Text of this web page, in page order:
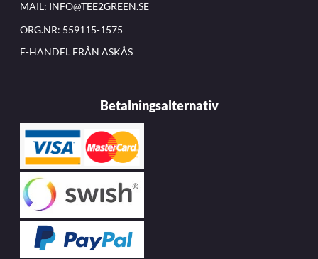
MAIL: INFO@TEE2GREEN.SE
ORG.NR: 559115-1575
E-HANDEL FRÅN ASKÅS
Betalningsalternativ